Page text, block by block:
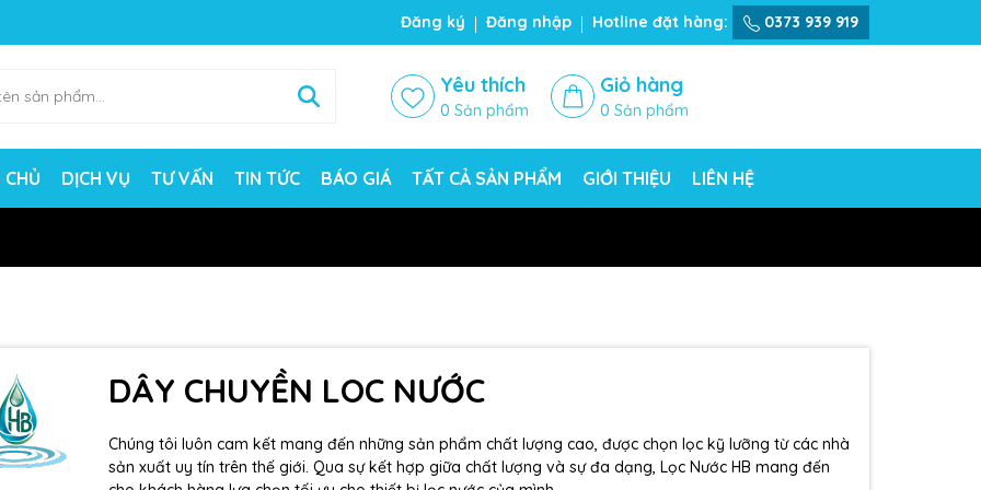
Đăng ký Đăng nhập Hotline đặt hàng: 0373 939 919
Yêu thích
0 Sản phẩm
Giỏ hàng
0 Sản phẩm
DỊCH VỤ TƯ VẤN TIN TỨC BÁO GIÁ TẤT CẢ SẢN PHẨM GIỚI THIỆU LIÊN HỆ
DÂY CHUYỀN LOC NƯỚC
Chúng tôi luôn cam kết mang đến những sản phẩm chất lượng cao, được chọn lọc kỹ lưỡng từ các nhà
sản xuất uy tín trên thế giới. Qua sự kết hợp giữa chất lượng và sự đa dạng, Lọc Nước HB mang đến